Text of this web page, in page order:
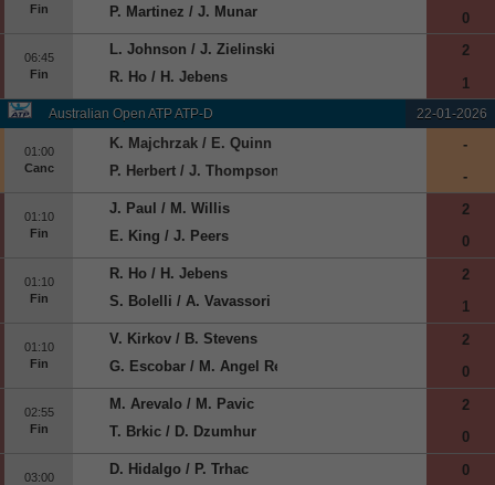
Fin
P. Martinez / J. Munar
0
06:45
Fin
L. Johnson / J. Zielinski
R. Ho / H. Jebens
2
1
Australian Open ATP ATP-D 22-01-2026
01:00
Canc
K. Majchrzak / E. Quinn
P. Herbert / J. Thompson
-
-
01:10
Fin
J. Paul / M. Willis
E. King / J. Peers
2
0
01:10
Fin
R. Ho / H. Jebens
S. Bolelli / A. Vavassori
2
1
01:10
Fin
V. Kirkov / B. Stevens
G. Escobar / M. Angel Reyes
2
0
02:55
Fin
M. Arevalo / M. Pavic
T. Brkic / D. Dzumhur
2
0
03:00
D. Hidalgo / P. Trhac
0